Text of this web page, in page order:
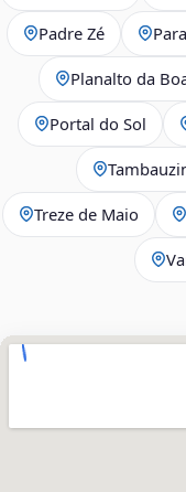
Padre Zé
Planalto da
Portal do Sol
Treze de Maio